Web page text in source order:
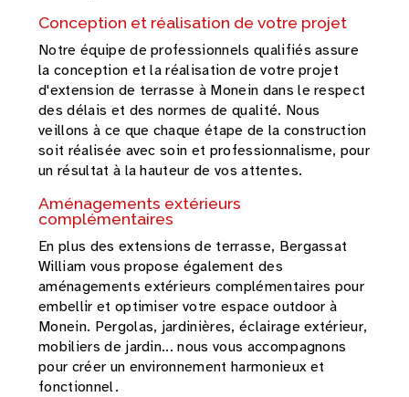
Conception et réalisation de votre projet
Notre équipe de professionnels qualifiés assure
la conception et la réalisation de votre projet
d'extension de terrasse à Monein dans le respect
des délais et des normes de qualité. Nous
veillons à ce que chaque étape de la construction
soit réalisée avec soin et professionnalisme, pour
un résultat à la hauteur de vos attentes.
Aménagements extérieurs
complémentaires
En plus des extensions de terrasse, Bergassat
William vous propose également des
aménagements extérieurs complémentaires pour
embellir et optimiser votre espace outdoor à
Monein. Pergolas, jardinières, éclairage extérieur,
mobiliers de jardin... nous vous accompagnons
pour créer un environnement harmonieux et
fonctionnel.